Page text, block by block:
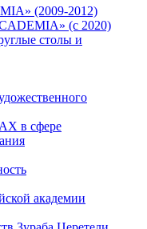
(2009-2012)
(с 2020)
столы и
в сфере
академии